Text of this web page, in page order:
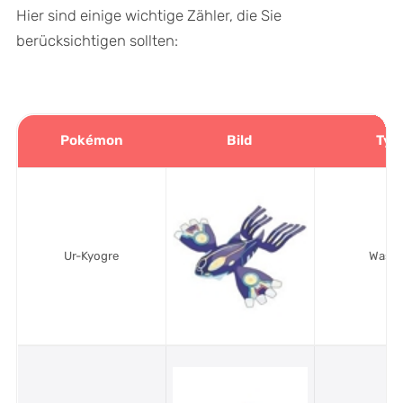
Hier sind einige wichtige Zähler, die Sie
berücksichtigen sollten:
Pokémon Bild Typ
Ur-Kyogre